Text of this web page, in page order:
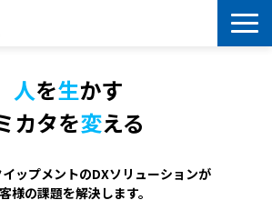
選ばれる理由
導入事例
セミナー情報
人を生かす
カタを変える
ップメントのDXソリューションが
様の課題を解決します。